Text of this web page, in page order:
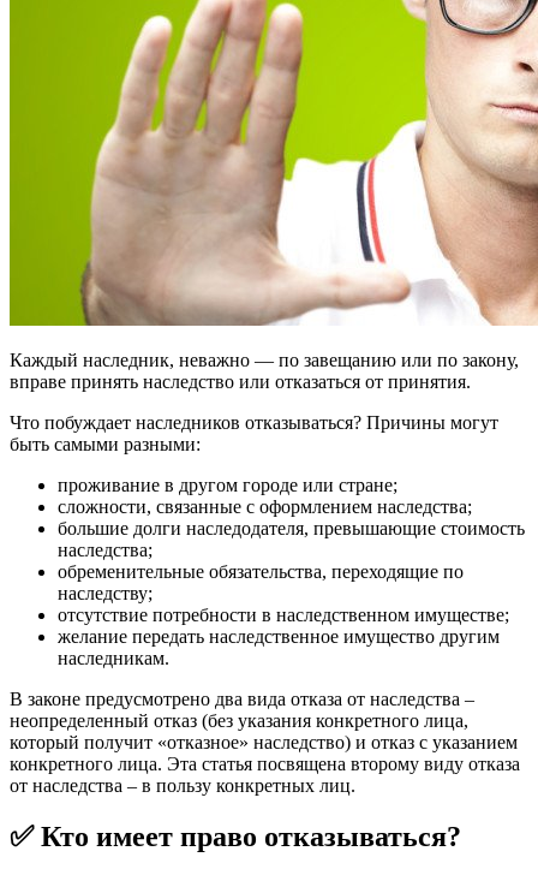
Каждый наследник, неважно — по завещанию или по закону,
вправе принять наследство или отказаться от принятия.
Что побуждает наследников отказываться? Причины могут
быть самыми разными:
проживание в другом городе или стране;
сложности, связанные с оформлением наследства;
большие долги наследодателя, превышающие стоимость
наследства;
обременительные обязательства, переходящие по
наследству;
отсутствие потребности в наследственном имуществе;
желание передать наследственное имущество другим
наследникам.
В законе предусмотрено два вида отказа от наследства –
неопределенный отказ (без указания конкретного лица,
который получит «отказное» наследство) и отказ с указанием
конкретного лица. Эта статья посвящена второму виду отказа
от наследства – в пользу конкретных лиц.
✅ Кто имеет право отказываться?